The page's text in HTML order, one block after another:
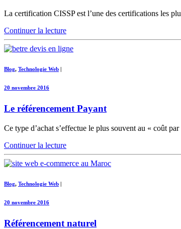
La certification CISSP est l’une des certifications les
Continuer la lecture
Blog, Technologie Web
20 novembre 2016
Le référencement Payant
Ce type d’achat s’effectue le plus souvent au « coût
Continuer la lecture
Blog, Technologie Web |
20 novembre 2016
Référencement naturel